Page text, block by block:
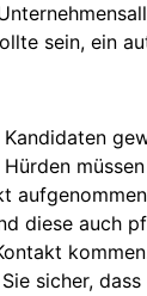
sein, ein
diese auch
sicher,